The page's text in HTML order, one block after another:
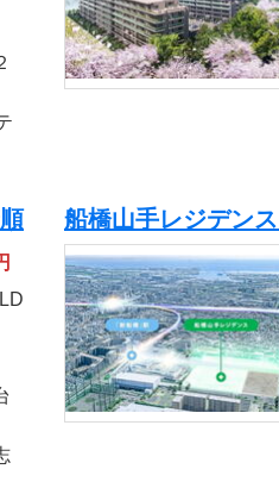
船橋山手レジデン